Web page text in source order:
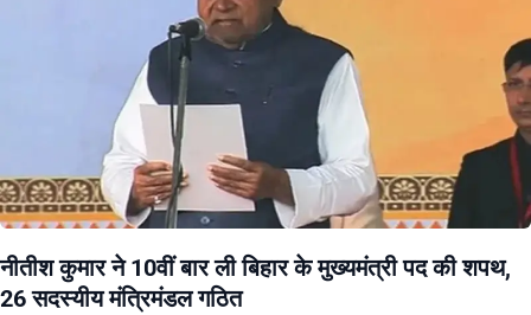
नीतीश कुमार ने 10वीं बार ली बिहार के मुख्यमंत्री पद की शपथ,
26 सदस्यीय मंत्रिमंडल गठित